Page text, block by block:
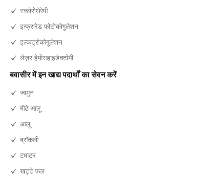
स्क्लेरोथेरेपी
इन्फ्रारेड फोटोकोगुलेशन
इल्कट्रोकोगुलेशन
लेज़र हेमोराहाइडेक्टोमी
बवासीर में इन खाद्य पदार्थों का सेवन करें
जामुन
मीठे आलू
आलू
ब्रॉकली
टमाटर
खट्टे फल